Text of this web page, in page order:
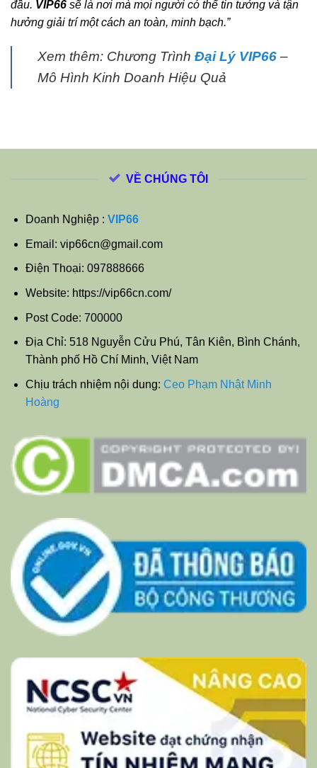
đầu. VIP66 sẽ là nơi mà mọi người có thể tin tưởng và tận
hưởng giải trí một cách an toàn, minh bạch.”
Xem thêm: Chương Trình Đại Lý VIP66 –
Mô Hình Kinh Doanh Hiệu Quả
VỀ CHÚNG TÔI
Doanh Nghiệp : VIP66
Email: vip66cn@gmail.com
Điện Thoại: 097888666
Website: https://vip66cn.com/
Post Code: 700000
Địa Chỉ: 518 Nguyễn Cửu Phú, Tân Kiên, Bình Chánh,
Thành phố Hồ Chí Minh, Việt Nam
Chịu trách nhiệm nội dung: Ceo Phạm Nhật Minh
Hoàng